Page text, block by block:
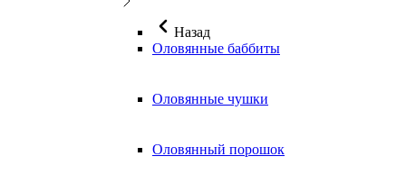
Назад
Оловянные баббиты
Оловянные чушки
Оловянный порошок